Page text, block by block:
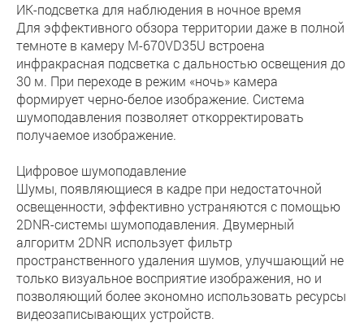
ИК-подсветка для наблюдения в ночное время
Для эффективного обзора территории даже в полной
темноте в камеру M-670VD35U встроена
инфракрасная подсветка с дальностью освещения до
30 м. При переходе в режим «ночь» камера
формирует черно-белое изображение. Система
шумоподавления позволяет откорректировать
получаемое изображение.
Цифровое шумоподавление
Шумы, появляющиеся в кадре при недостаточной
освещенности, эффективно устраняются с помощью
2DNR-системы шумоподавления. Двумерный
алгоритм 2DNR использует фильтр
пространственного удаления шумов, улучшающий не
только визуальное восприятие изображения, но и
позволяющий более экономно использовать ресурсы
видеозаписывающих устройств.